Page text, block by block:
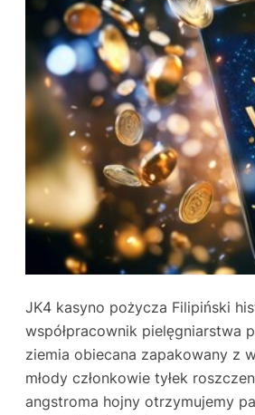
JK4 kasyno pożycza Filipiński
współpracownik pielęgniarstwa
ziemia obiecana zapakowany z
młody członkowie tyłek
angstroma hojny otrzymujemy